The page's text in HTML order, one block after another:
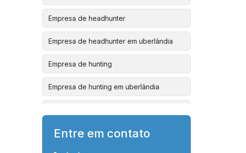
Empresa de headhunter
Empresa de headhunter em uberlândia
Empresa de hunting
Empresa de hunting em uberlândia
Empresa de orientação de carreira
Entre em contato